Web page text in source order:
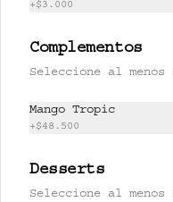
+$3.000
Complementos
Seleccione al menos
Mango Tropic
+$48.500
Desserts
Seleccione al menos